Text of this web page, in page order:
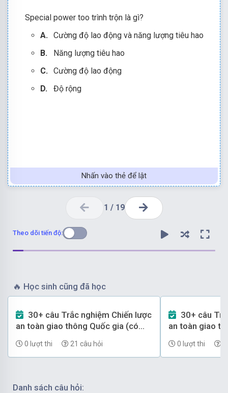
Special power too trình trộn là gì?
A.
Cường độ lao động và năng lượng tiêu hao
B.
Năng lượng tiêu hao
C.
Cường độ lao động
D.
Độ rộng
Nhấn vào thẻ để lật
Chọn đáp án D
Theo dõi tiến độ:
1 / 19
🔥 Học sinh cũng đã học
an toàn giao thông Quốc gia (có
0 lượt thi 21 câu hỏi
an toàn giao
0 lượt thi
Danh sách câu hỏi: